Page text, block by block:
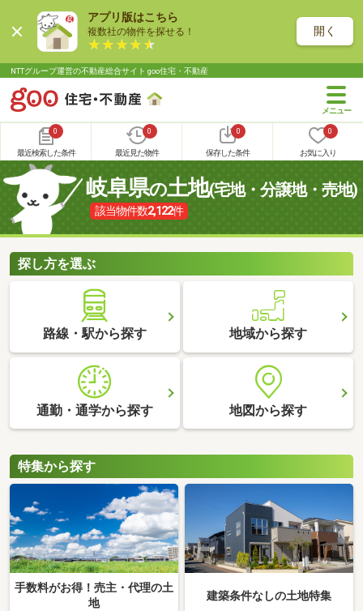
アプリ版はこちら
複数社の物件を探せる！ 開く
NTTグループ運営の不動産総合サイト goo住宅・不動産
0
最近検索した条件
0
最近見た物件
0
保存した条件
0
お気に入り
岐阜県の土地(宅地・分譲地・売地)
該当物件数2,122件
探し方を選ぶ
路線・駅から探す 地域から探す
通勤・通学から探す 地図から探す
特集から探す
手数料がお得！売主・代理の土
地
建築条件なしの土地特集